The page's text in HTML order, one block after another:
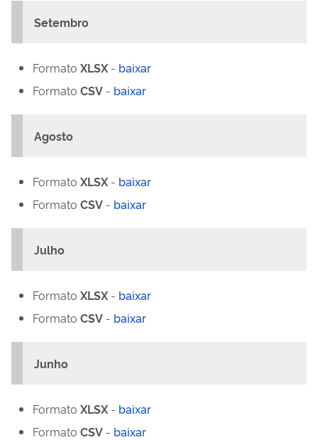
Setembro
Formato XLSX - baixar
Formato CSV - baixar
Agosto
Formato XLSX - baixar
Formato CSV - baixar
Julho
Formato XLSX - baixar
Formato CSV - baixar
Junho
Formato XLSX - baixar
Formato CSV - baixar